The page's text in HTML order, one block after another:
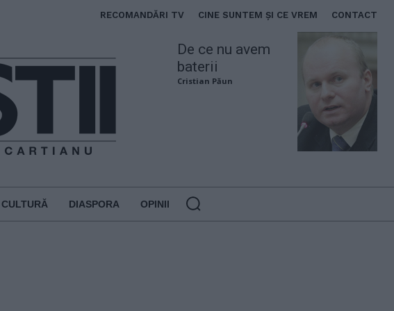
RECOMANDĂRI TV CINE SUNTEM ȘI CE VREM CONTACT
De ce nu avem
baterii
Cristian Păun
CULTURĂ DIASPORA OPINII